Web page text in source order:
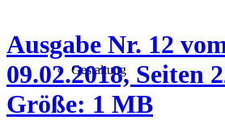
Gestaltung
Ausgabe Nr. 12
09.02.2018, Seiten
Größe: 1 MB